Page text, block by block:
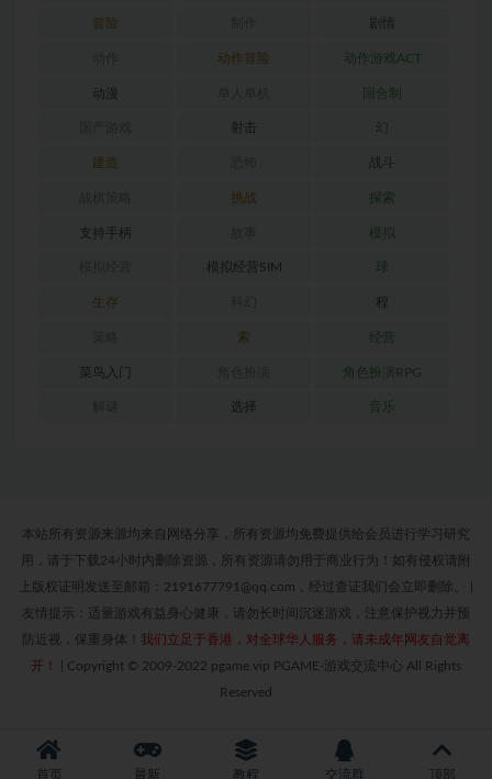
冒险 剧情
动作冒险 动作游戏ACT
动漫 回合制
射击 幻
建造 战斗
挑战 探索
支持手柄 模拟
模拟经营SIM 球
生存 程
索 经营
菜鸟入门 角色扮演RPG
选择 音乐
本站所有资源来源均来自网络分享，所有资源均免费提供给会员进行学习研究
用，请于下载24小时内删除资源，所有资源请勿用于商业行为！如有侵权请附
上版权证明发送至邮箱：2191677791@qq.com，经过查证我们会立即删除。
友情提示：适量游戏有益身心健康，请勿长时间沉迷游戏，注意保护视力并预
防近视，保重身体！ 我们立足于香港，对全球华人服务，请未成年网友自觉离
开！
Copyright © 2009-2022 pgame.vip PGAME-游戏交流中心 All Rights
Reserved
首页 最新 教程 交流群 顶部